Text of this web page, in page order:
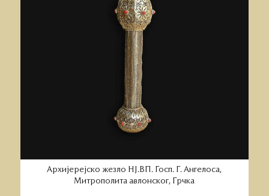
Архијерејско жезло НЈ.ВП. Госп. Г. Ангелоса,
Митрополита авлонског, Грчка